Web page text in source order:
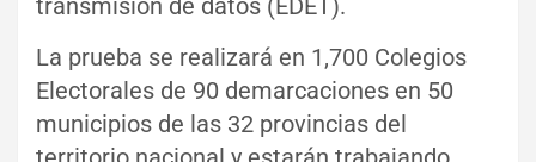
La prueba se realizará en 1,700 Colegios
Electorales de 90 demarcaciones en 50
municipios de las 32 provincias del